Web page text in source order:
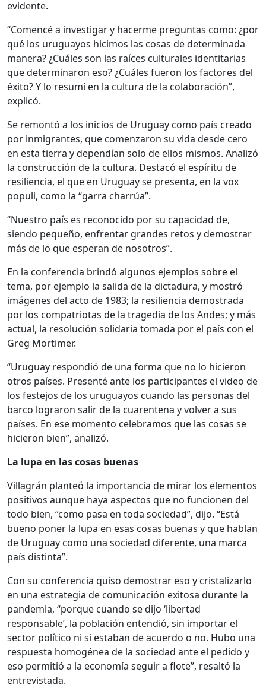
evidente.
“Comencé a investigar y hacerme preguntas como: ¿por
qué los uruguayos hicimos las cosas de determinada
manera? ¿Cuáles son las raíces culturales identitarias
que determinaron eso? ¿Cuáles fueron los factores del
éxito? Y lo resumí en la cultura de la colaboración”,
explicó.
Se remontó a los inicios de Uruguay como país creado
por inmigrantes, que comenzaron su vida desde cero
en esta tierra y dependían solo de ellos mismos. Analizó
la construcción de la cultura. Destacó el espíritu de
resiliencia, el que en Uruguay se presenta, en la vox
populi, como la “garra charrúa”.
“Nuestro país es reconocido por su capacidad de,
siendo pequeño, enfrentar grandes retos y demostrar
más de lo que esperan de nosotros”.
En la conferencia brindó algunos ejemplos sobre el
tema, por ejemplo la salida de la dictadura, y mostró
imágenes del acto de 1983; la resiliencia demostrada
por los compatriotas de la tragedia de los Andes; y más
actual, la resolución solidaria tomada por el país con el
Greg Mortimer.
“Uruguay respondió de una forma que no lo hicieron
otros países. Presenté ante los participantes el video de
los festejos de los uruguayos cuando las personas del
barco lograron salir de la cuarentena y volver a sus
países. En ese momento celebramos que las cosas se
hicieron bien”, analizó.
La lupa en las cosas buenas
Villagrán planteó la importancia de mirar los elementos
positivos aunque haya aspectos que no funcionen del
todo bien, “como pasa en toda sociedad”, dijo. “Está
bueno poner la lupa en esas cosas buenas y que hablan
de Uruguay como una sociedad diferente, una marca
país distinta”.
Con su conferencia quiso demostrar eso y cristalizarlo
en una estrategia de comunicación exitosa durante la
pandemia, “porque cuando se dijo ‘libertad
responsable’, la población entendió, sin importar el
sector político ni si estaban de acuerdo o no. Hubo una
respuesta homogénea de la sociedad ante el pedido y
eso permitió a la economía seguir a flote”, resaltó la
entrevistada.